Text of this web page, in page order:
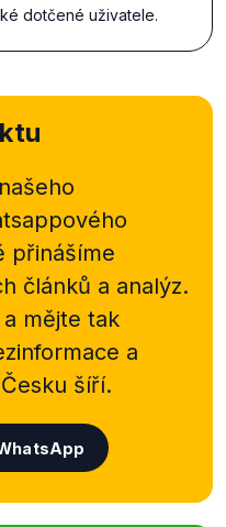
dotčené uživatele.
přinášíme
článků a analýz.
mějte tak
a
šíří.